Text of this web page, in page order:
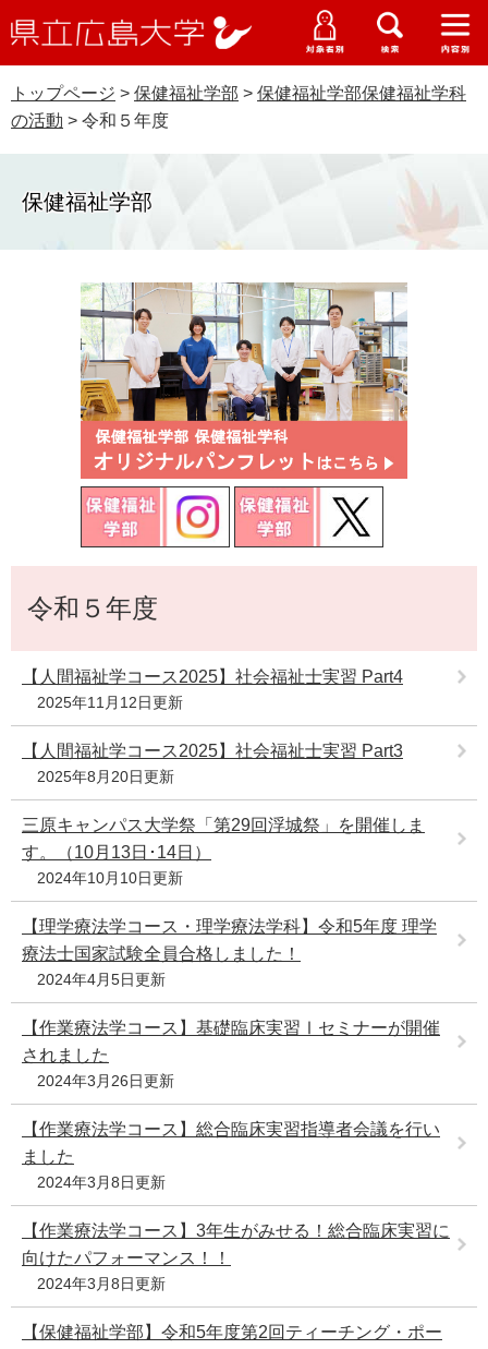
ー
ジ
先
頭
ニ
ュ
を
飛
ニ
ュ
ー
ニ
ュ
ー
ニ
ュ
ー
立
大
学
受験生の皆さま
在学生の皆さま
卒業生の皆さま
研究者の皆さま
教職員の皆さま
受験生特設サイト
WEB版大学案内
Languages
English
中文簡体 中文繁体 한국어 日本語
すべて
大学概要
学部・大学院・専攻科
学生生活・就職支援
研究・地域連携・国際交流
トップページ > 保健福祉学部 > 保健福祉学部保健福祉学科
の活動 > 令和５年度
保健福祉学部
文令和５年度
【人間福祉学コース2025】社会福祉士実習 Part4
2025年11月12日更新
【人間福祉学コース2025】社会福祉士実習 Part3
2025年8月20日更新
三原キャンパス大学祭「第29回浮城祭」を開催しま
す。（10月13日･14日）
2024年10月10日更新
【理学療法学コース・理学療法学科】令和5年度 理学
療法士国家試験全員合格しました！
2024年4月5日更新
【作業療法学コース】基礎臨床実習Ⅰセミナーが開催
されました
2024年3月26日更新
【作業療法学コース】総合臨床実習指導者会議を行い
ました
2024年3月8日更新
【作業療法学コース】3年生がみせる！総合臨床実習に
向けたパフォーマンス！！
2024年3月8日更新
【保健福祉学部】令和5年度第2回ティーチング・ポー